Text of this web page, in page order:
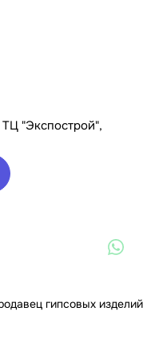
"Экспострой",
гипсовых изделий